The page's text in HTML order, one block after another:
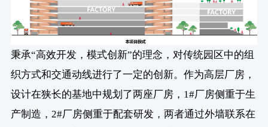
秉承“高效开发，模式创新”的理念，对传统园区中的组
织方式和交通动线进行了一定的创新。作为高层厂房，
设计在狭长的基地中规划了两座厂房，1#厂房侧重于生
产制造，2#厂房侧重于配套研发，两者通过外墙联系在